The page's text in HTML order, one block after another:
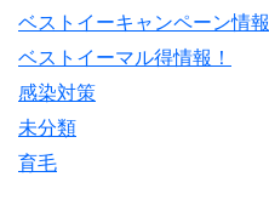
ベストイーキャンペーン情報
ベストイーマル得情報！
感染対策
未分類
育毛